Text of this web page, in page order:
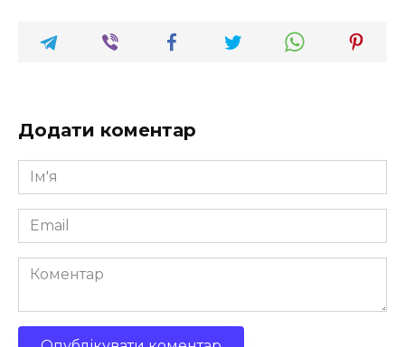
Додати коментар
Ім'я
*
Email
*
Коментар